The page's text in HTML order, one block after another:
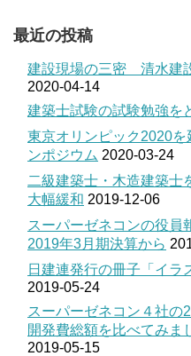
最近の投稿
建設現場の三密 清水建
2020-04-14
建築士試験の試験勉強を
東京オリンピック2020
ンポジウム 2020-03-24
二級建築士・木造建築
大幅緩和 2019-12-06
スーパーゼネコンの役
2019年3月期決算から
日建連発行の冊子「イラ
2019-05-24
スーパーゼネコン４社の
開発費総額を比べてみま
2019-05-15